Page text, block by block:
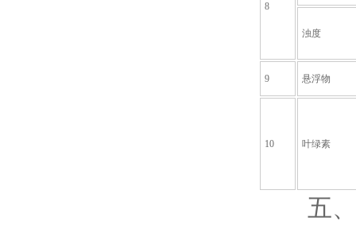
8
浊度
9 悬浮物
10 叶绿素
五、